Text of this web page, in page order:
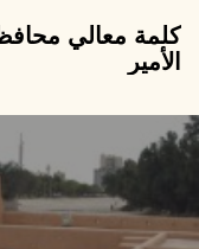
كلمة معالي
الأمير